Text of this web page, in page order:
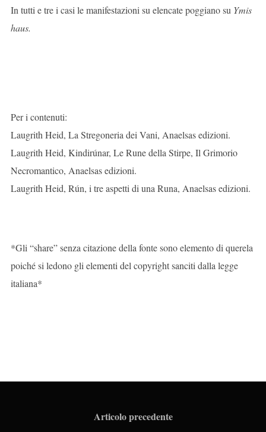
In tutti e tre i casi le manifestazioni su elencate poggiano su Ymis
haus.
Per i contenuti:
Laugrith Heid, La Stregoneria dei Vani, Anaelsas edizioni.
Laugrith Heid, Kindirúnar, Le Rune della Stirpe, Il Grimorio
Necromantico, Anaelsas edizioni.
Laugrith Heid, Rún, i tre aspetti di una Runa, Anaelsas edizioni.
*Gli “share” senza citazione della fonte sono elemento di querela
poiché si ledono gli elementi del copyright sanciti dalla legge
italiana*
Articolo precedente